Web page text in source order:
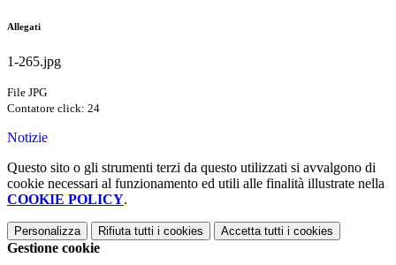
Allegati
1-265.jpg
File JPG
Contatore click: 24
Notizie
Questo sito o gli strumenti terzi da questo utilizzati si avvalgono di
cookie necessari al funzionamento ed utili alle finalità illustrate nella
COOKIE POLICY.
Personalizza Rifiuta tutti i cookies Accetta tutti i cookies
Gestione cookie